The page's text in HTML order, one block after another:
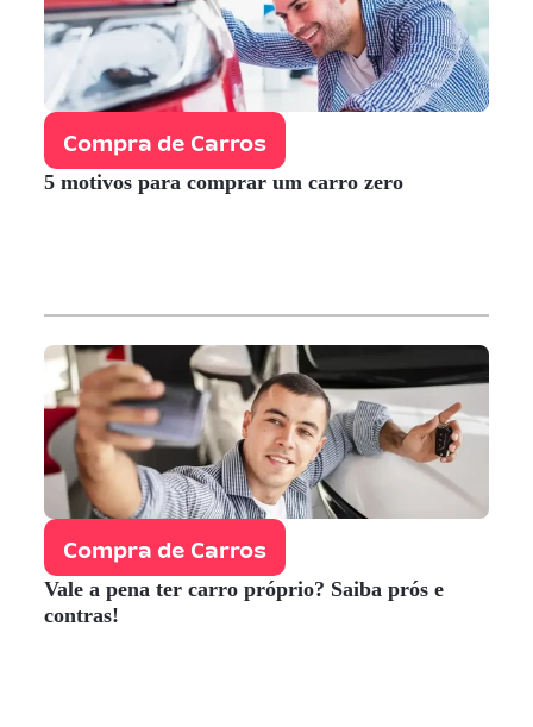
Compra de Carros
5 motivos para comprar um carro zero
Compra de Carros
Vale a pena ter carro próprio? Saiba prós e
contras!